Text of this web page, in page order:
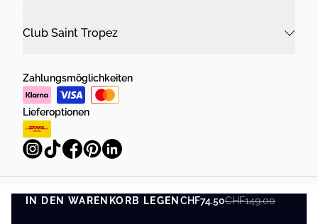
IN DEN WARENKORB LEGENCHF74.50CHF149.00
IN DEN WARENKORB LEGEN
Club Saint Tropez
Zahlungsmöglichkeiten
Lieferoptionen
Datenschutzrichtlinie Geschäftsbedingungen